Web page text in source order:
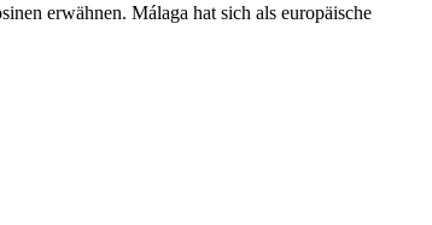
erwähnen. Málaga hat sich als europäische